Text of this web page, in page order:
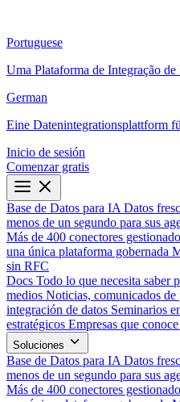
Portuguese
Uma Plataforma de Integração
German
Eine Datenintegrationsplattform
Inicio de sesión
Comenzar gratis
Base de Datos para IA Datos
menos de un segundo para sus
Más de 400 conectores
una única plataforma gobernada
sin RFC
Docs Todo lo que necesita saber
medios Noticias, comunicados de
integración de datos Seminarios
estratégicos Empresas que
Soluciones
Base de Datos para IA Datos
menos de un segundo para sus
Más de 400 conectores